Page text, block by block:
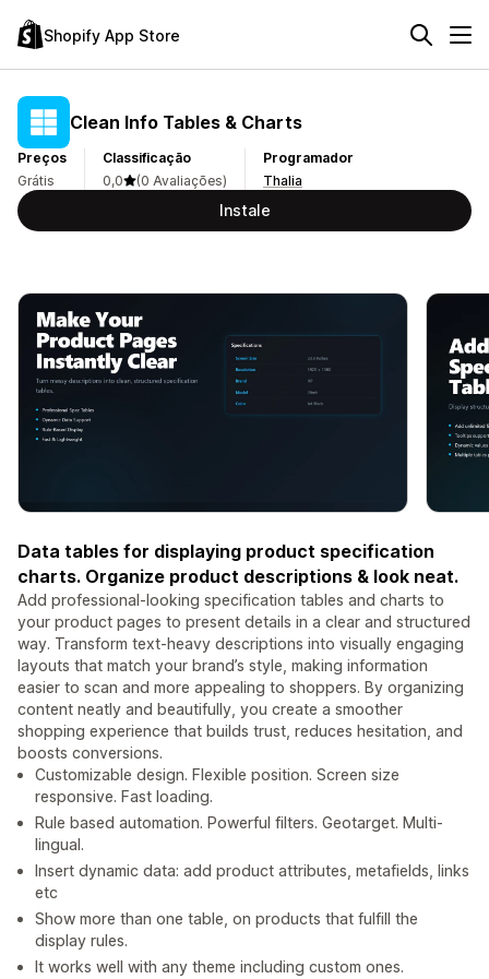
Shopify App Store
Clean Info Tables & Charts
Preços
Grátis
Classificação
0,0
(0 Avaliações)
Programador
Thalia
Instale
Data tables for displaying product specification
charts. Organize product descriptions & look neat.
Add professional-looking specification tables and charts to
your product pages to present details in a clear and structured
way. Transform text-heavy descriptions into visually engaging
layouts that match your brand’s style, making information
easier to scan and more appealing to shoppers. By organizing
content neatly and beautifully, you create a smoother
shopping experience that builds trust, reduces hesitation, and
boosts conversions.
Customizable design. Flexible position. Screen size
responsive. Fast loading.
Rule based automation. Powerful filters. Geotarget. Multi-
lingual.
Insert dynamic data: add product attributes, metafields, links
etc
Show more than one table, on products that fulfill the
display rules.
It works well with any theme including custom ones.